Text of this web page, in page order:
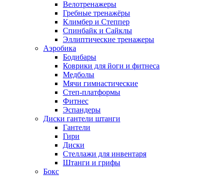
Велотренажеры
Гребные тренажёры
Климбер и Степпер
Спинбайк и Сайклы
Эллиптические тренажеры
Аэробика
Бодибары
Коврики для йоги и фитнеса
Медболы
Мячи гимнастические
Степ-платформы
Фитнес
Эспандеры
Диски гантели штанги
Гантели
Гири
Диски
Стеллажи для инвентаря
Штанги и грифы
Бокс